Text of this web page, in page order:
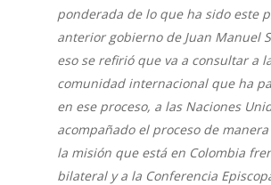
ponderada de lo que ha sido este
anterior gobierno de Juan Manuel
eso se refirió que va a consultar a
comunidad internacional que ha
en ese proceso, a las Naciones
acompañado el proceso de
la misión que está en Colombia
bilateral y a la Conferencia